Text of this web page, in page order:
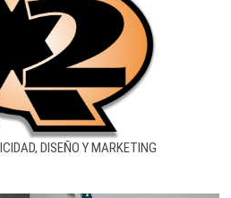
DISEÑO Y MARKETING